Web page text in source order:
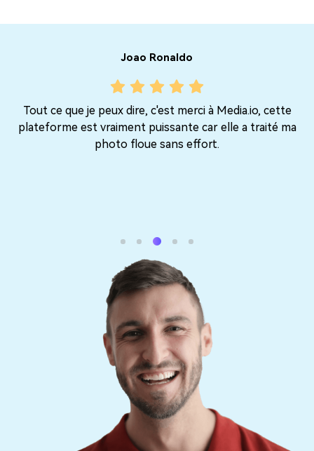
Joao Ronaldo
Tout ce que je peux dire, c'est merci à Media.io, cette
plateforme est vraiment puissante car elle a traité ma
photo floue sans effort.